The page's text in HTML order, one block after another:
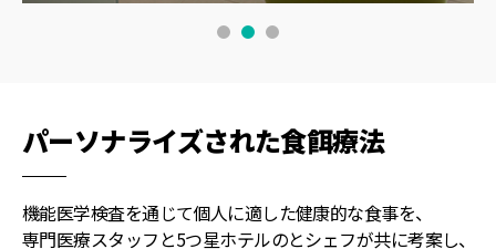
パーソナライズされた食餌療法
機能医学検査を通じて個人に適した健康的な食事を、
専門医療スタッフと5つ星ホテルのとシェフが共に考案し、